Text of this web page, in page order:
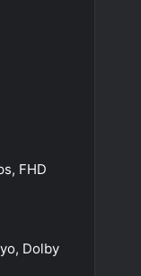
FHD
Dolby